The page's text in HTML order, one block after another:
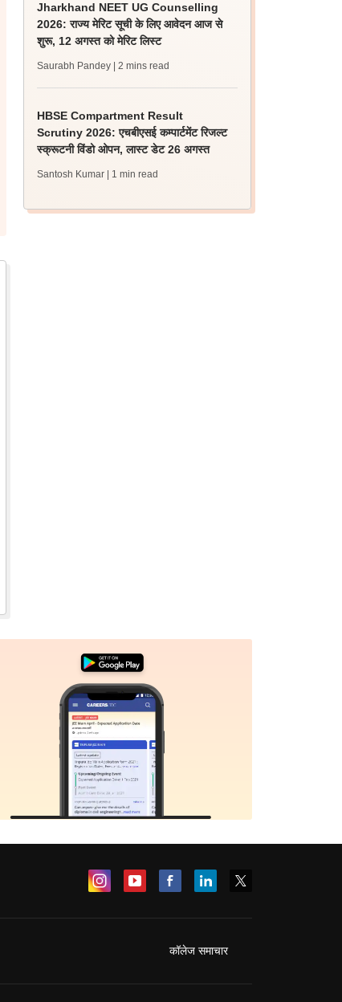
Jharkhand NEET UG Counselling
2026: राज्य मेरिट सूची के लिए आवेदन आज से
शुरू, 12 अगस्त को मेरिट लिस्ट
Saurabh Pandey | 2 mins read
HBSE Compartment Result
Scrutiny 2026: एचबीएसई कम्पार्टमेंट रिजल्ट
स्क्रूटनी विंडो ओपन, लास्ट डेट 26 अगस्त
Santosh Kumar | 1 min read
कॉलेज समाचार